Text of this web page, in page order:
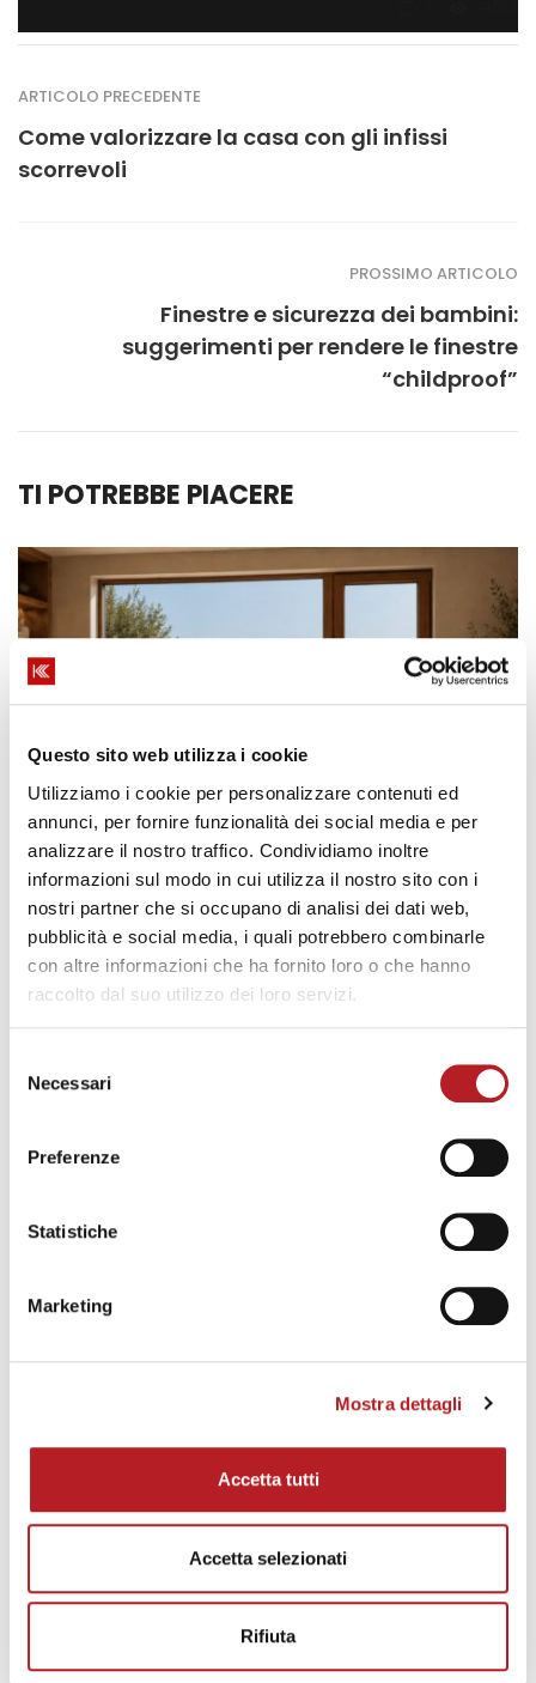
Questo sito web utilizza i cookie
Utilizziamo i cookie per personalizzare contenuti ed
annunci, per fornire funzionalità dei social media e per
analizzare il nostro traffico. Condividiamo inoltre
informazioni sul modo in cui utilizza il nostro sito con i
nostri partner che si occupano di analisi dei dati web,
pubblicità e social media, i quali potrebbero combinarle
con altre informazioni che ha fornito loro o che hanno
raccolto dal suo utilizzo dei loro servizi.
delNecessari
Preferenze
Statistiche
Marketing
Mostra dettagli
Accetta tutti
Accetta selezionati
Rifiuta
ARTICOLO PRECEDENTE
Come valorizzare la casa con gli infissi
scorrevoli
PROSSIMO ARTICOLO
Finestre e sicurezza dei bambini:
suggerimenti per rendere le finestre
“childproof”
TI POTREBBE PIACERE
Organic Modern: lo stile che
unisce natura e design
contemporaneo
Scritto da Korus
Quiet Luxury: la nuova filosofia
dell’abitare contemporaneo
TENDENZE
Infissi scorrevoli e continuità tra
interno ed esterno: il trend
dell’abitare contemporaneo